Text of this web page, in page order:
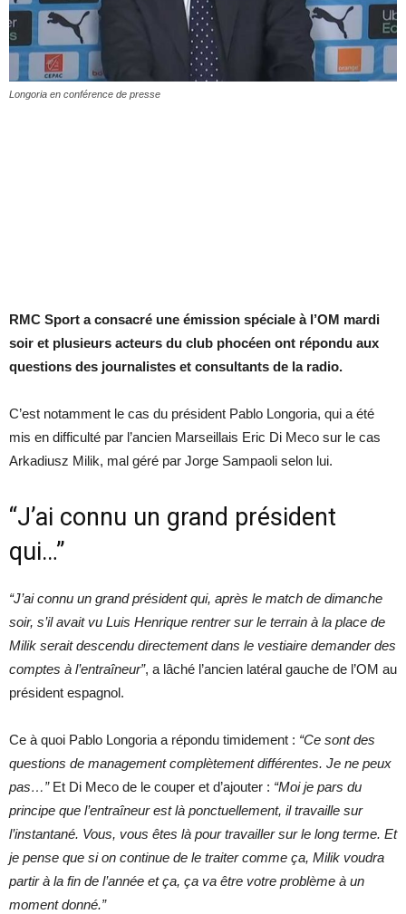
Longoria en conférence de presse
RMC Sport a consacré une émission spéciale à l’OM mardi
soir et plusieurs acteurs du club phocéen ont répondu aux
questions des journalistes et consultants de la radio.
C’est notamment le cas du président Pablo Longoria, qui a été
mis en difficulté par l’ancien Marseillais Eric Di Meco sur le cas
Arkadiusz Milik, mal géré par Jorge Sampaoli selon lui.
“J’ai connu un grand président
qui…”
“J’ai connu un grand président qui, après le match de dimanche
soir, s’il avait vu Luis Henrique rentrer sur le terrain à la place de
Milik serait descendu directement dans le vestiaire demander des
comptes à l’entraîneur”, a lâché l’ancien latéral gauche de l’OM au
président espagnol.
Ce à quoi Pablo Longoria a répondu timidement : “Ce sont des
questions de management complètement différentes. Je ne peux
pas…” Et Di Meco de le couper et d’ajouter : “Moi je pars du
principe que l’entraîneur est là ponctuellement, il travaille sur
l’instantané. Vous, vous êtes là pour travailler sur le long terme. Et
je pense que si on continue de le traiter comme ça, Milik voudra
partir à la fin de l’année et ça, ça va être votre problème à un
moment donné.”